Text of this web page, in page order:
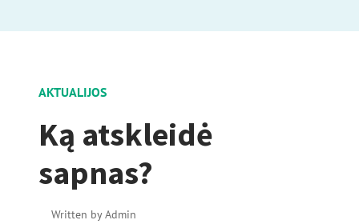
AKTUALIJOS
Ką atskleidė
sapnas?
Written byAdmin